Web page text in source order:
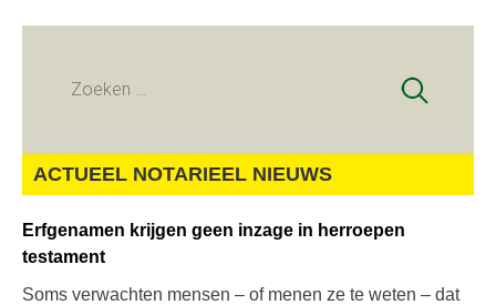
Zoeken
ACTUEEL NOTARIEEL NIEUWS
Erfgenamen krijgen geen inzage in herroepen
testament
Soms verwachten mensen – of menen ze te weten – dat